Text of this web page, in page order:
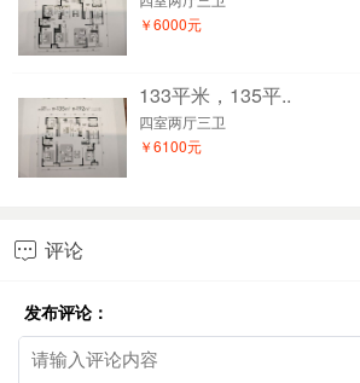
￥6000元
133平米，135平..
四室两厅三卫
￥6100元
 评论
发布评论：